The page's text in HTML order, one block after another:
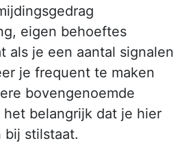
eigen behoeftes
als je een aantal signalen
je frequent te maken
bovengenoemde
het belangrijk dat je hier
stilstaat.